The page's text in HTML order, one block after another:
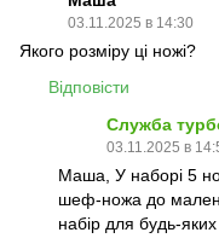
03.11.2025 в 14:30
Якого розміру ці ножі?
Відповісти
Служба
03.11.2025 в
Маша, У наборі 5
шеф-ножа до
набір для будь-